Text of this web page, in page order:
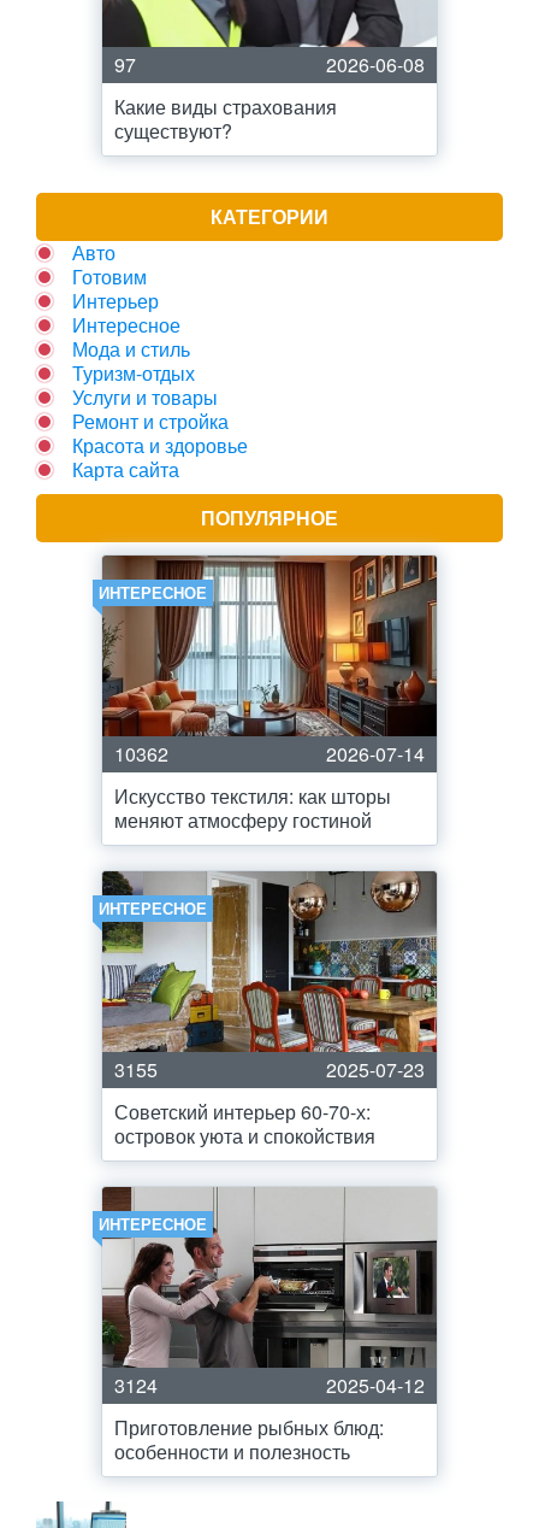
97
2026-06-08
Какие виды страхования
существуют?
КАТЕГОРИИ
Авто
Готовим
Интерьер
Интересное
Мода и стиль
Туризм-отдых
Услуги и товары
Ремонт и стройка
Красота и здоровье
Карта сайта
ПОПУЛЯРНОЕ
ИНТЕРЕСНОЕ
10362
2026-07-14
Искусство текстиля: как шторы
меняют атмосферу гостиной
ИНТЕРЕСНОЕ
3155
2025-07-23
Советский интерьер 60-70-х:
островок уюта и спокойствия
ИНТЕРЕСНОЕ
3124
2025-04-12
Приготовление рыбных блюд:
особенности и полезность